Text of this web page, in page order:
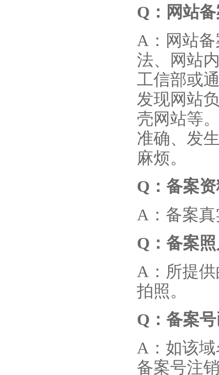
Q ：网站
A：网站
法、网站
工信部或
发现网站
壳网站等
准确、发
麻烦。
Q ：备案
A：备案
Q ：备案
A：所提
拍照。
Q ：备案
A：如该
备案号注